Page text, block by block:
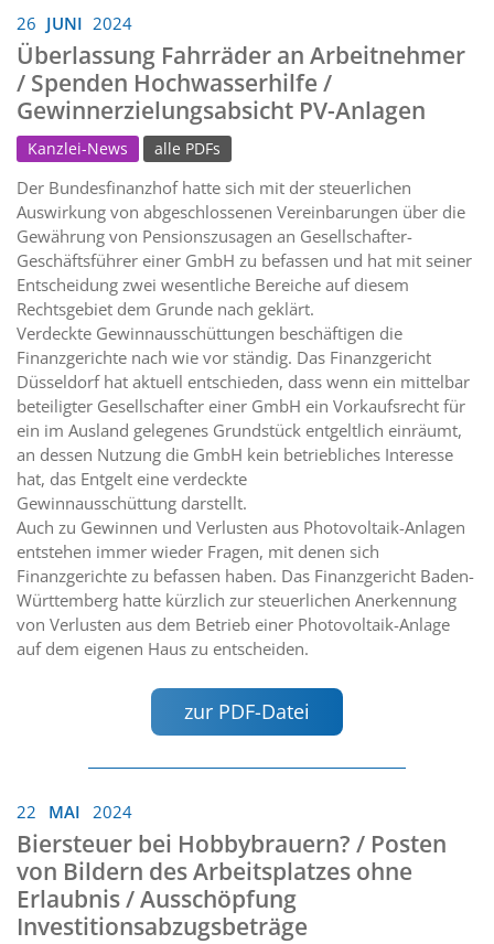
26 JUNI 2024
Überlassung Fahrräder an Arbeitnehmer
/ Spenden Hochwasserhilfe /
Gewinnerzielungsabsicht PV-Anlagen
Kanzlei-News alle PDFs
Der Bundesfinanzhof hatte sich mit der steuerlichen
Auswirkung von abgeschlossenen Vereinbarungen über die
Gewährung von Pensionszusagen an Gesellschafter-
Geschäftsführer einer GmbH zu befassen und hat mit seiner
Entscheidung zwei wesentliche Bereiche auf diesem
Rechtsgebiet dem Grunde nach geklärt.
Verdeckte Gewinnausschüttungen beschäftigen die
Finanzgerichte nach wie vor ständig. Das Finanzgericht
Düsseldorf hat aktuell entschieden, dass wenn ein mittelbar
beteiligter Gesellschafter einer GmbH ein Vorkaufsrecht für
ein im Ausland gelegenes Grundstück entgeltlich einräumt,
an dessen Nutzung die GmbH kein betriebliches Interesse
hat, das Entgelt eine verdeckte
Gewinnausschüttung darstellt.
Auch zu Gewinnen und Verlusten aus Photovoltaik-Anlagen
entstehen immer wieder Fragen, mit denen sich
Finanzgerichte zu befassen haben. Das Finanzgericht Baden-
Württemberg hatte kürzlich zur steuerlichen Anerkennung
von Verlusten aus dem Betrieb einer Photovoltaik-Anlage
auf dem eigenen Haus zu entscheiden.
zur PDF-Datei
22 MAI 2024
Biersteuer bei Hobbybrauern? / Posten
von Bildern des Arbeitsplatzes ohne
Erlaubnis / Ausschöpfung
Investitionsabzugsbeträge